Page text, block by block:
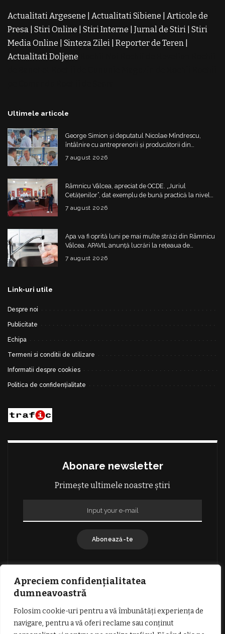
Apreciem confidențialitatea
dumneavoastră
Folosim cookie-uri pentru a vă îmbunătăți experiența de
navigare, pentru a vă oferi reclame sau conținut
Actualitati Argesene Actualitati Sibiene
Articole de
Presa Stiri Online Stiri Interne Jurnal de Stiri Stiri
Media Online
Sinteza Zilei Reporter de Teren
Actualitati Doljene
Ultimele articole
George Simion și deputatul Nicolae Mîndrescu,
întâlnire cu antreprenorii și producătorii din
Drăgășani
7 august 2026
Râmnicu Vâlcea, apreciat de OCDE. „Juriul
Cetățenilor”, dat exemplu de bună practică la nivel
european
7 august 2026
Apa va fi oprită luni pe mai multe străzi din Râmnicu
Vâlcea. APAVIL anunță lucrări la rețeaua de
alimentare
7 august 2026
Link-uri utile
Despre noi
Publicitate
Echipa
Termeni si conditii de utilizare
Informatii despre cookies
Politica de confidențialitate
Abonare newsletter
Primește ultimele noastre știri
Abonează-te
TERMENI SI CONDITII DE UTILIZARE